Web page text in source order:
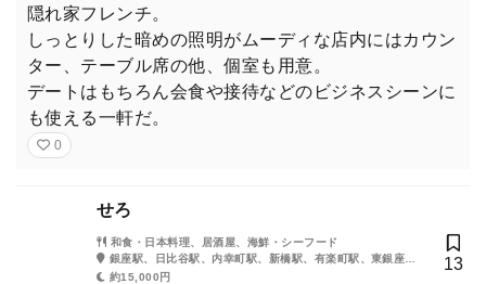
特別増刊号の購入はこちら
著名人たちが競演、銀座の夜を盛り上げた！
隠れ家フレンチ。
しっとりした暗めの照明がムーディな店内にはカウン
ター、テーブル席の他、個室も用意。
デートはもちろん会食や接待などのビジネスシーンに
も使える一軒だ。
0
せろ
和食・日本料理、居酒屋、海鮮・シーフード
銀座駅、日比谷駅、内幸町駅、新橋駅、有楽町駅、東銀座
駅、銀座一丁目駅、汐留駅
約15,000円
13